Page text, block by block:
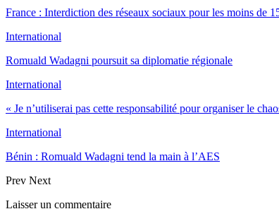
France : Interdiction des réseaux sociaux pour les moins de
International
Romuald Wadagni poursuit sa diplomatie régionale
International
« Je n’utiliserai pas cette responsabilité pour organiser le
International
Bénin : Romuald Wadagni tend la main à l’AES
Prev Next
Laisser un commentaire